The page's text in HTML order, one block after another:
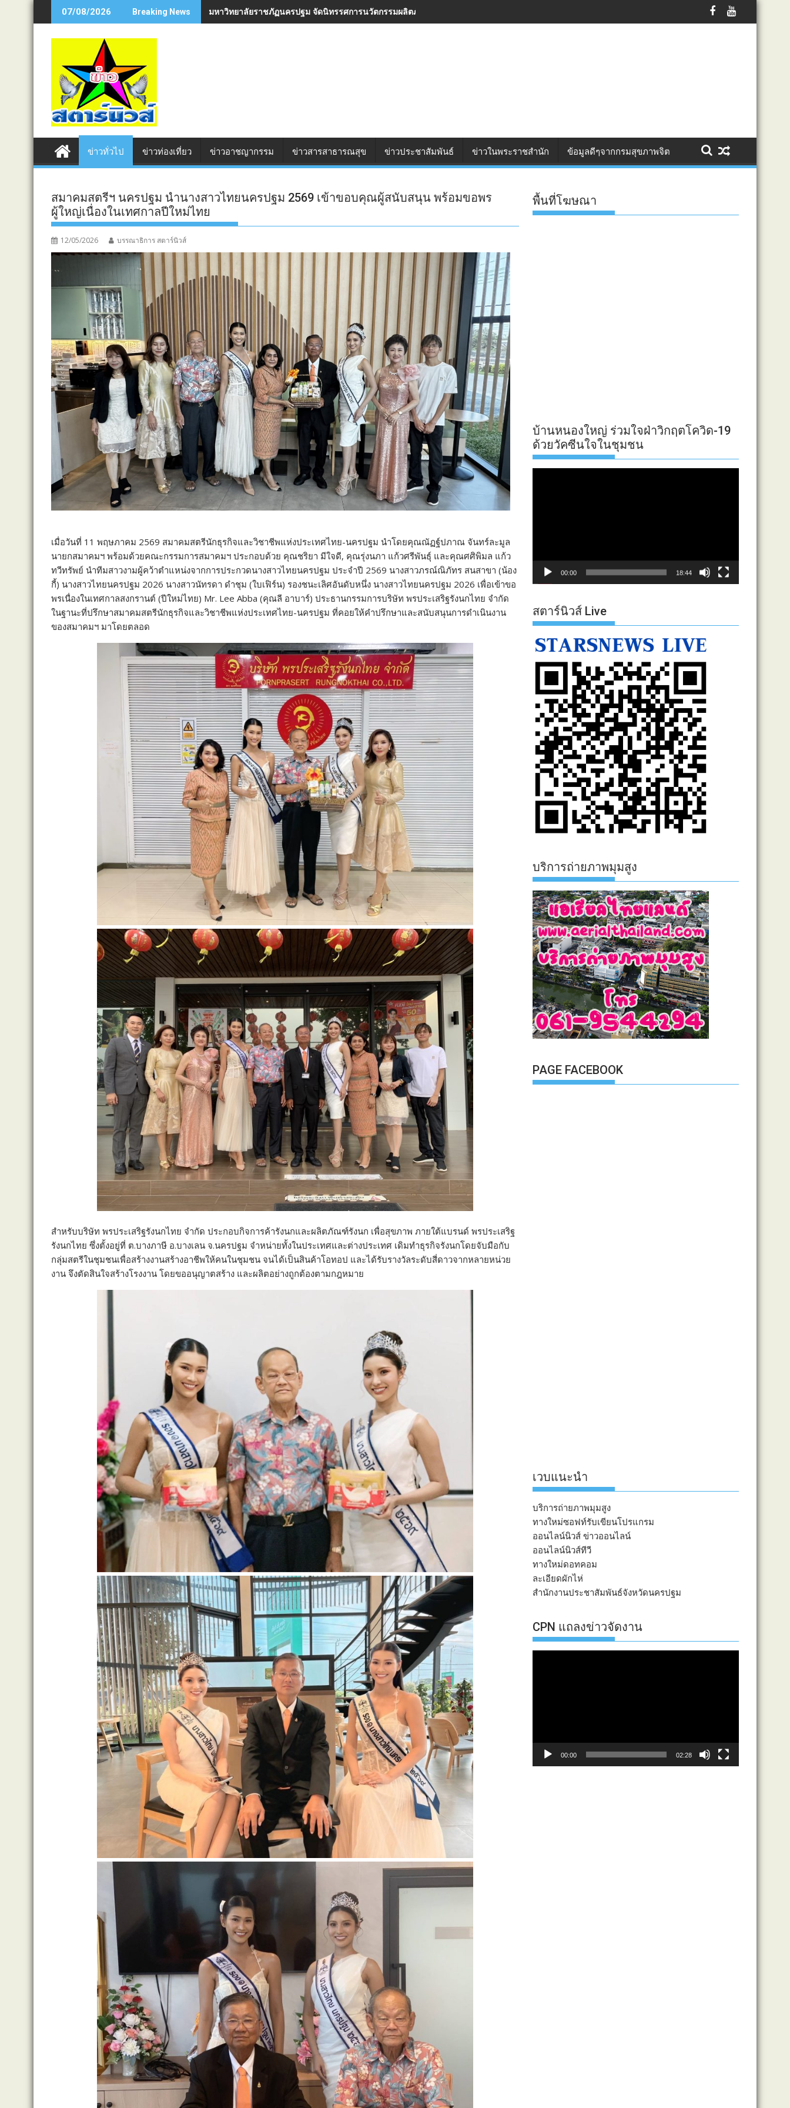
to
07/08/2026 Breaking News มหาวิทยาลัยราชภัฏนครปฐม จัดนิทรรศการนวัตกรรมผลิตภัณฑ์ชุมชน 2569 ยกระดับสินค้า สร้างคุณค่า เพิ่มมูลค่า สู่แพลตฟอร์มออนไลน์
ข่าวทั่วไป ข่าวท่องเที่ยว ข่าวอาชญากรรม ข่าวสารสาธารณสุข ข่าวประชาสัมพันธ์ ข่าวในพระราชสำนัก ข้อมูลดีๆจากกรมสุขภาพจิต
สมาคมสตรีฯ นครปฐม นำนางสาวไทยนครปฐม 2569 เข้าขอบคุณผู้สนับสนุน พร้อมขอพร
ผู้ใหญ่เนื่องในเทศกาลปีใหม่ไทย
12/05/2026 บรรณาธิการ สตาร์นิวส์
เมื่อวันที่ 11 พฤษภาคม 2569 สมาคมสตรีนักธุรกิจและวิชาชีพแห่งประเทศไทย-นครปฐม นำโดยคุณณัฏฐ์ปภาณ จันทร์ละมูล
นายกสมาคมฯ พร้อมด้วยคณะกรรมการสมาคมฯ ประกอบด้วย คุณชริยา มีใจดี, คุณรุ่งนภา แก้วศรีพันธุ์ และคุณศศิพิมล แก้ว
ทวีทรัพย์ นำทีมสาวงามผู้คว้าตำแหน่งจากการประกวดนางสาวไทยนครปฐม ประจำปี 2569 นางสาวภรณ์ณิภัทร สนสาขา (น้อง
กี้) นางสาวไทยนครปฐม 2026 นางสาวนัทรดา ดำชุม (ใบเฟิร์น) รองชนะเลิศอันดับหนึ่ง นางสาวไทยนครปฐม 2026 เพื่อเข้าขอ
พรเนื่องในเทศกาลสงกรานต์ (ปีใหม่ไทย) Mr. Lee Abba (คุณลี อาบาร์) ประธานกรรมการบริษัท พรประเสริฐรังนกไทย จำกัด
ในฐานะที่ปรึกษาสมาคมสตรีนักธุรกิจและวิชาชีพแห่งประเทศไทย-นครปฐม ที่คอยให้คำปรึกษาและสนับสนุนการดำเนินงาน
ของสมาคมฯ มาโดยตลอด
สำหรับบริษัท พรประเสริฐรังนกไทย จำกัด ประกอบกิจการค้ารังนกและผลิตภัณฑ์รังนก เพื่อสุขภาพ ภายใต้แบรนด์ พรประเสริฐ
รังนกไทย ซึ่งตั้งอยู่ที่ ต.บางภาษี อ.บางเลน จ.นครปฐม จำหน่ายทั้งในประเทศและต่างประเทศ เดิมทำธุรกิจรังนกโดยจับมือกับ
กลุ่มสตรีในชุมชนเพื่อสร้างงานสร้างอาชีพให้คนในชุมชน จนได้เป็นสินค้าโอทอป และได้รับรางวัลระดับสี่ดาวจากหลายหน่วย
งาน จึงตัดสินใจสร้างโรงงาน โดยขออนุญาตสร้าง และผลิตอย่างถูกต้องตามกฎหมาย
พื้นที่โฆษณา
บ้านหนองใหญ่ ร่วมใจฝ่าวิกฤตโควิด-19
ด้วยวัคซีนใจในชุมชน
00:00 18:44
สตาร์นิวส์ Live
บริการถ่ายภาพมุมสูง
PAGE FACEBOOK
เวบแนะนำ
บริการถ่ายภาพมุมสูง
ทางใหม่ซอฟท์รับเขียนโปรแกรม
ออนไลน์นิวส์ ข่าวออนไลน์
ออนไลน์นิวส์ทีวี
ทางใหม่ดอทคอม
ละเอียดผักไห่
สำนักงานประชาสัมพันธ์จังหวัดนครปฐม
CPN แถลงข่าวจัดงาน
00:00 02:28